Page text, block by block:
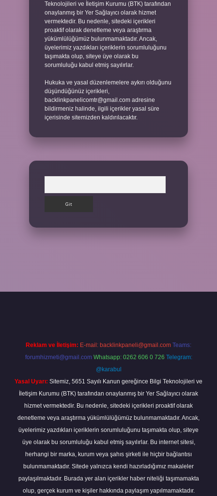
Teknolojileri ve İletişim Kurumu (BTK) tarafından
onaylanmış bir Yer Sağlayıcı olarak hizmet
vermektedir. Bu nedenle, sitedeki içerikleri
proaktif olarak denetleme veya araştırma
yükümlülüğümüz bulunmamaktadır. Ancak,
üyelerimiz yazdıkları içeriklerin sorumluluğunu
taşımakta olup, siteye üye olarak bu
sorumluluğu kabul etmiş sayılırlar.
Hukuka ve yasal düzenlemelere aykırı olduğunu
düşündüğünüz içerikleri,
backlinkpanelicomtr@gmail.com adresine
bildirmeniz halinde, ilgili içerikler yasal süre
içerisinde sitemizden kaldırılacaktır.
Reklam ve İletişim: E-mail: backlinkpaneli@gmail.com Teams:
forumhizmeti@gmail.com Whatsapp: 0262 606 0 726 Telegram:
@karabul
Yasal Uyarı: Sitemiz, 5651 Sayılı Kanun gereğince Bilgi Teknolojileri ve
İletişim Kurumu (BTK) tarafından onaylanmış bir Yer Sağlayıcı olarak
hizmet vermektedir. Bu nedenle, sitedeki içerikleri proaktif olarak
denetleme veya araştırma yükümlülüğümüz bulunmamaktadır. Ancak,
üyelerimiz yazdıkları içeriklerin sorumluluğunu taşımakta olup, siteye
üye olarak bu sorumluluğu kabul etmiş sayılırlar. Bu internet sitesi,
herhangi bir marka, kurum veya şahıs şirketi ile hiçbir bağlantısı
bulunmamaktadır. Sitede yalnızca kendi hazırladığımız makaleler
paylaşılmaktadır. Burada yer alan içerikler haber niteliği taşımamakta
olup, gerçek kurum ve kişiler hakkında paylaşım yapılmamaktadır.